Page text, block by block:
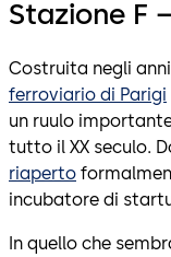
Stazione F
Costruita negli
ferroviario di Parigi
un ruulo
tutto il XX seculo.
riaperto
incubatore di
In quello che